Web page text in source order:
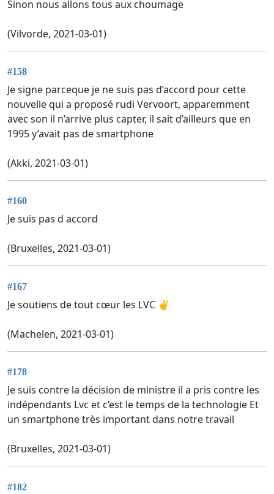
Sinon nous allons tous aux choumage
(Vilvorde, 2021-03-01)
#158
Je signe parceque je ne suis pas d’accord pour cette
nouvelle qui a proposé rudi Vervoort, apparemment
avec son il n’arrive plus capter, il sait d’ailleurs que en
1995 y’avait pas de smartphone
(Akki, 2021-03-01)
#160
Je suis pas d accord
(Bruxelles, 2021-03-01)
#167
Je soutiens de tout cœur les LVC ✌️
(Machelen, 2021-03-01)
#178
Je suis contre la décision de ministre il a pris contre les
indépendants Lvc et c’est le temps de la technologie Et
un smartphone très important dans notre travail
(Bruxelles, 2021-03-01)
#182